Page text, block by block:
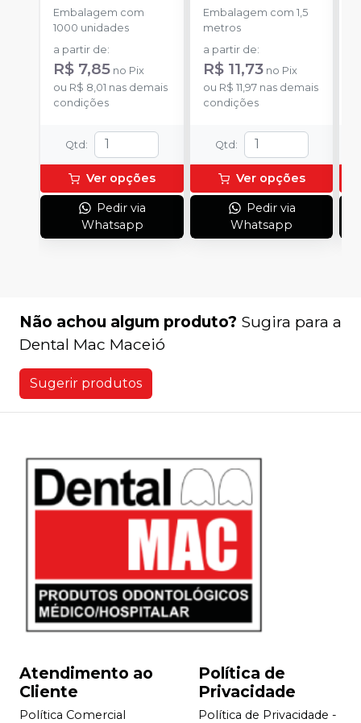
Embalagem com
1000 unidades
a partir de:
R$ 7,85 no Pix
ou R$ 8,01 nas demais
condições
Qtd :
Ver opções
Pedir via
Whatsapp
Embalagem com 1,5
metros
a partir de:
R$ 11,73 no Pix
ou R$ 11,97nas demais
condições
Qtd :
Ver opções
Pedir via
Whatsapp
Não achou algum produto? Sugira para a
Dental Mac Maceió
Sugerir produtos
Atendimento ao
Cliente
Política Comercial
Política de
Privacidade
Política de Privacidade -